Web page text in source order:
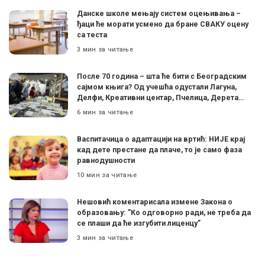
Данске школе мењају систем оцењивања –
ђаци ће морати усмено да бране СВАКУ оцену
са теста
3 мин за читање
После 70 година – шта ће бити с Београдским
сајмом књига? Од учешћа одустали Лагуна,
Делфи, Креативни центар, Пчелица, Дерета…
6 мин за читање
Васпитачица о адаптацији на вртић: НИЈЕ крај
кад дете престане да плаче, то је само фаза
равнодушности
10 мин за читање
Нешовић коментарисала измене Закона о
образовању: ”Ко одговорно ради, не треба да
се плаши да ће изгубити лиценцу”
3 мин за читање